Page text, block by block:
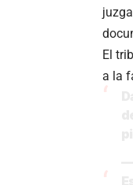
El
a la